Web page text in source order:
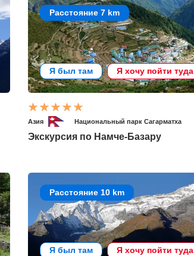
Расстояние 7 km
Я был там Я хочу пойти туда
Азия Национальный парк Сагарматха
Экскурсия по Намче-Базару
Расстояние 10 km
Я был там Я хочу пойти туда